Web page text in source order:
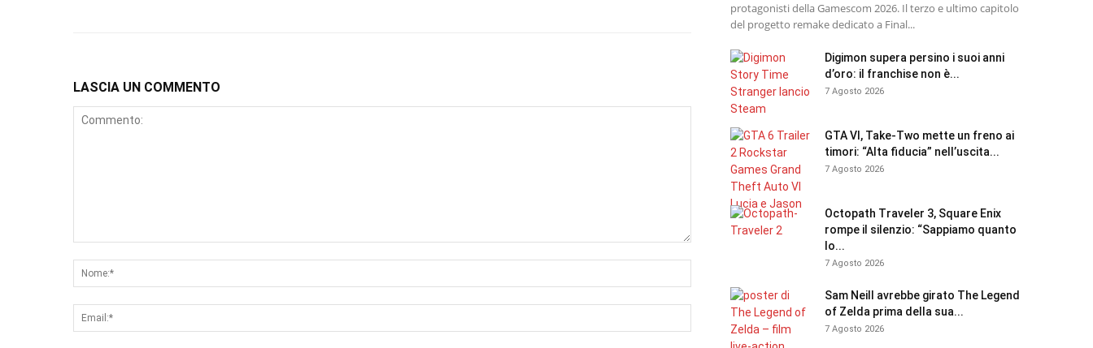
LASCIA UN COMMENTO
protagonisti della Gamescom 2026. Il terzo e ultimo capitolo
del progetto remake dedicato a Final...
Digimon supera persino i suoi anni
d’oro: il franchise non è...
7 Agosto 2026
GTA VI, Take-Two mette un freno ai
timori: “Alta fiducia” nell’uscita...
7 Agosto 2026
Octopath Traveler 3, Square Enix
rompe il silenzio: “Sappiamo quanto
lo...
7 Agosto 2026
Sam Neill avrebbe girato The Legend
of Zelda prima della sua...
7 Agosto 2026